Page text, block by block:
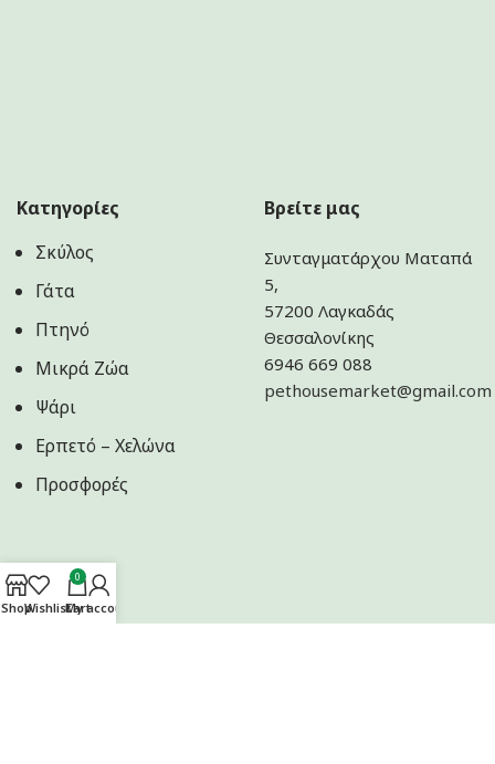
Κατηγορίες
Σκύλος
Γάτα
Πτηνό
Μικρά Ζώα
Ψάρι
Ερπετό – Χελώνα
Προσφορές
Βρείτε μας
Συνταγματάρχου Ματαπά
5,
57200 Λαγκαδάς
Θεσσαλονίκης
6946 669 088
pethousemarket@gmail.com
ShopWishlist
0
Cart
My account